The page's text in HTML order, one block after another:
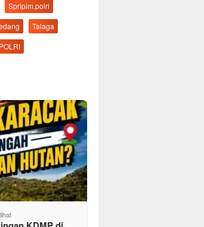
Spripim.polri
Talaga